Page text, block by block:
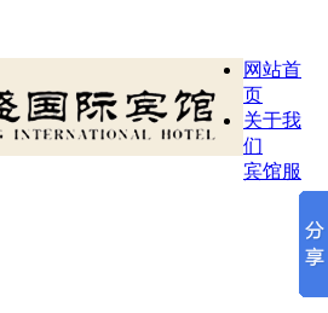
网站首
页
关于我
们
宾馆服